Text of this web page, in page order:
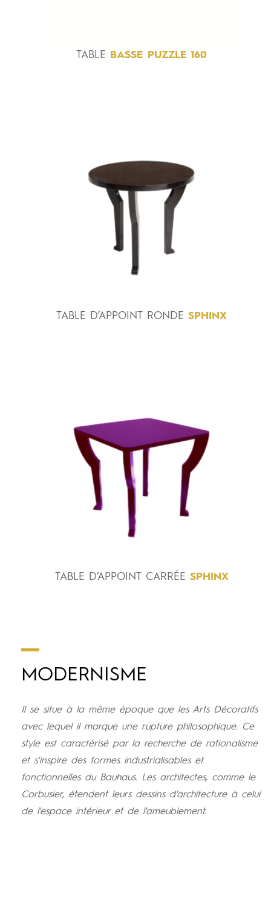
TABLE BASSE PUZZLE 160
TABLE D’APPOINT RONDE SPHINX
TABLE D’APPOINT CARRÉE SPHINX
MODERNISME
Il se situe à la même époque que les Arts Décoratifs
avec lequel il marque une rupture philosophique. Ce
style est caractérisé par la recherche de rationalisme
et s'inspire des formes industrialisables et
fonctionnelles du Bauhaus. Les architectes, comme le
Corbusier, étendent leurs dessins d'architecture à celui
de l'espace intérieur et de l'ameublement.